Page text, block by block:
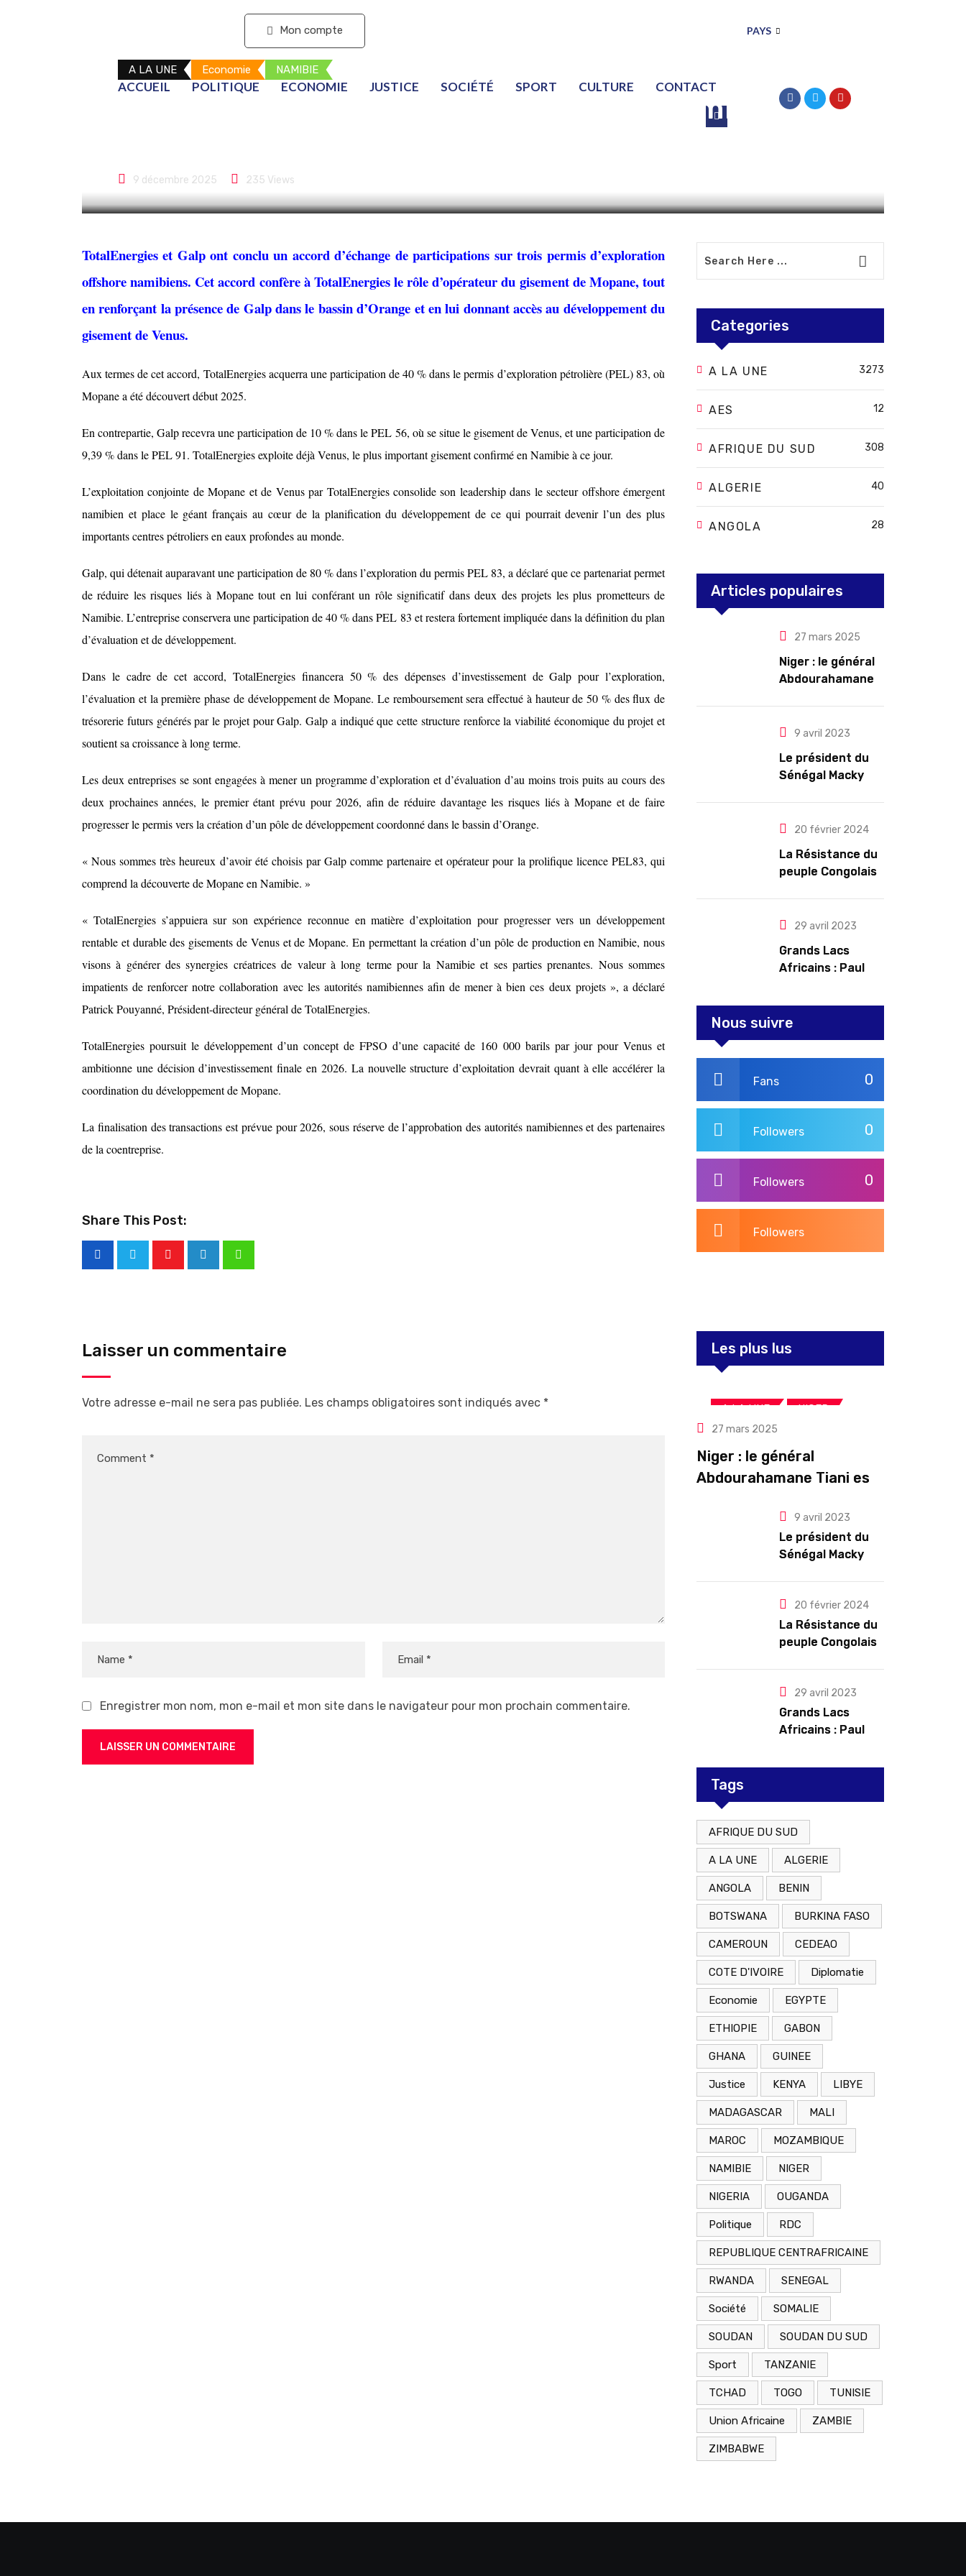
Mon compte PAYS
ACCUEIL POLITIQUE ECONOMIE JUSTICE SOCIÉTÉ SPORT CULTURE CONTACT
A LA UNE Economie NAMIBIE
TotalEnergies renforce sa position en Namibie
9 décembre 2025 235 Views
TotalEnergies et Galp ont conclu un accord d’échange de participations sur trois permis d’exploration
offshore namibiens. Cet accord confère à TotalEnergies le rôle d’opérateur du gisement de Mopane, tout
en renforçant la présence de Galp dans le bassin d’Orange et en lui donnant accès au développement du
gisement de Venus.
Aux termes de cet accord, TotalEnergies acquerra une participation de 40 % dans le permis d’exploration pétrolière (PEL) 83, où
Mopane a été découvert début 2025.
En contrepartie, Galp recevra une participation de 10 % dans le PEL 56, où se situe le gisement de Venus, et une participation de
9,39 % dans le PEL 91. TotalEnergies exploite déjà Venus, le plus important gisement confirmé en Namibie à ce jour.
L’exploitation conjointe de Mopane et de Venus par TotalEnergies consolide son leadership dans le secteur offshore émergent
namibien et place le géant français au cœur de la planification du développement de ce qui pourrait devenir l’un des plus
importants centres pétroliers en eaux profondes au monde.
Galp, qui détenait auparavant une participation de 80 % dans l’exploration du permis PEL 83, a déclaré que ce partenariat permet
de réduire les risques liés à Mopane tout en lui conférant un rôle significatif dans deux des projets les plus prometteurs de
Namibie. L’entreprise conservera une participation de 40 % dans PEL 83 et restera fortement impliquée dans la définition du plan
d’évaluation et de développement.
Dans le cadre de cet accord, TotalEnergies financera 50 % des dépenses d’investissement de Galp pour l’exploration,
l’évaluation et la première phase de développement de Mopane. Le remboursement sera effectué à hauteur de 50 % des flux de
trésorerie futurs générés par le projet pour Galp. Galp a indiqué que cette structure renforce la viabilité économique du projet et
soutient sa croissance à long terme.
Les deux entreprises se sont engagées à mener un programme d’exploration et d’évaluation d’au moins trois puits au cours des
deux prochaines années, le premier étant prévu pour 2026, afin de réduire davantage les risques liés à Mopane et de faire
progresser le permis vers la création d’un pôle de développement coordonné dans le bassin d’Orange.
« Nous sommes très heureux d’avoir été choisis par Galp comme partenaire et opérateur pour la prolifique licence PEL83, qui
comprend la découverte de Mopane en Namibie. »
« TotalEnergies s’appuiera sur son expérience reconnue en matière d’exploitation pour progresser vers un développement
rentable et durable des gisements de Venus et de Mopane. En permettant la création d’un pôle de production en Namibie, nous
visons à générer des synergies créatrices de valeur à long terme pour la Namibie et ses parties prenantes. Nous sommes
impatients de renforcer notre collaboration avec les autorités namibiennes afin de mener à bien ces deux projets », a déclaré
Patrick Pouyanné, Président-directeur général de TotalEnergies.
TotalEnergies poursuit le développement d’un concept de FPSO d’une capacité de 160 000 barils par jour pour Venus et
ambitionne une décision d’investissement finale en 2026. La nouvelle structure d’exploitation devrait quant à elle accélérer la
coordination du développement de Mopane.
La finalisation des transactions est prévue pour 2026, sous réserve de l’approbation des autorités namibiennes et des partenaires
de la coentreprise.
Share This Post:
Laisser un commentaire
Votre adresse e-mail ne sera pas publiée. Les champs obligatoires sont indiqués avec *
Enregistrer mon nom, mon e-mail et mon site dans le navigateur pour mon prochain commentaire.
Categories
A LA UNE 3273
AES 12
AFRIQUE DU SUD 308
ALGERIE 40
ANGOLA 28
Articles populaires
27 mars 2025
Niger : le général
Abdourahamane
investi président
renouvelables
9 avril 2023
Le président du
Sénégal Macky
l’arrêt des
20 février 2024
La Résistance du
peuple Congolais
par le Rwanda
29 avril 2023
Grands Lacs
Africains : Paul
redorer le blason
Nous suivre
0
Fans
0
Followers
0
Followers
Followers
Les plus lus
A LA UNE NIGER
Politique
27 mars 2025
Niger : le général
Abdourahamane Tiani est
président pour cinq ans
renouvelables
9 avril 2023
Le président du
Sénégal Macky
l’arrêt des
troubles
20 février 2024
La Résistance du
peuple Congolais
par le Rwanda
29 avril 2023
Grands Lacs
Africains : Paul
redorer le blason
Tags
AFRIQUE DU SUD
A LA UNE ALGERIE
ANGOLA BENIN
BOTSWANA BURKINA FASO
CAMEROUN CEDEAO
COTE D'IVOIRE Diplomatie
Economie EGYPTE
ETHIOPIE GABON
GHANA GUINEE
Justice KENYA LIBYE
MADAGASCAR MALI
MAROC MOZAMBIQUE
NAMIBIE NIGER
NIGERIA OUGANDA
Politique RDC
REPUBLIQUE CENTRAFRICAINE
RWANDA SENEGAL
Société SOMALIE
SOUDAN SOUDAN DU SUD
Sport TANZANIE
TCHAD TOGO TUNISIE
Union Africaine ZAMBIE
ZIMBABWE